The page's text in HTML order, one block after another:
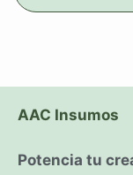
AAC Insumos
Potencia tu